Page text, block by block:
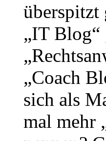
überspitzt
„IT Blog“
„Coach
sich als
mal mehr